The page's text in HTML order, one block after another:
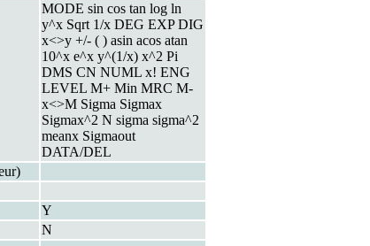
MODE sin cos tan log ln
y^x Sqrt 1/x DEG EXP DIG
x<>y +/- ( ) asin acos atan
10^x e^x y^(1/x) x^2 Pi
DMS CN NUML x! ENG
LEVEL M+ Min MRC M-
x<>M Sigma Sigmax
Sigmax^2 N sigma sigma^2
meanx Sigmaout
DATA/DEL
Y
N